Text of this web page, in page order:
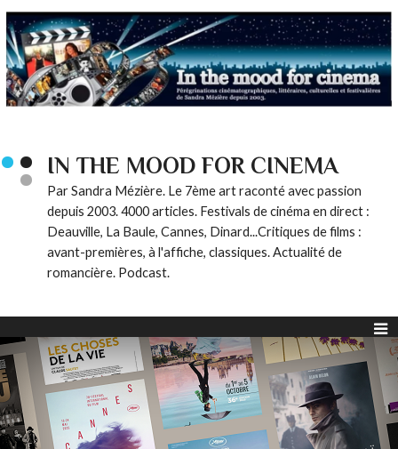
IN THE MOOD FOR CINEMA
Par Sandra Mézière. Le 7ème art raconté avec passion
depuis 2003. 4000 articles. Festivals de cinéma en direct :
Deauville, La Baule, Cannes, Dinard...Critiques de films :
avant-premières, à l'affiche, classiques. Actualité de
romancière. Podcast.